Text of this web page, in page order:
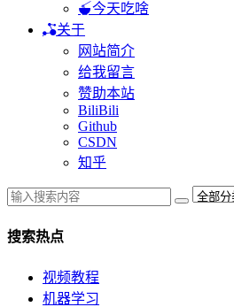
今天吃啥
关于
网站简介
给我留言
赞助本站
BiliBili
Github
CSDN
知乎
搜索热点
视频教程
机器学习